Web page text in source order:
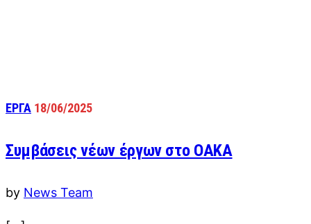
ΕΡΓΑ 18/06/2025
Συμβάσεις νέων έργων στο ΟΑΚΑ
by News Team